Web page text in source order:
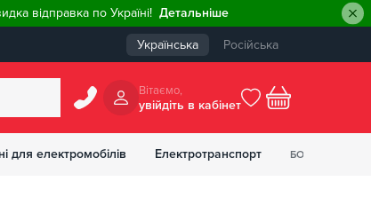
відправка по Україні! Детальніше
Українська Російська
Вiтаємо,
увiйдiть в кабiнет
БОНУСІВ
для електромобілів Електротранспорт